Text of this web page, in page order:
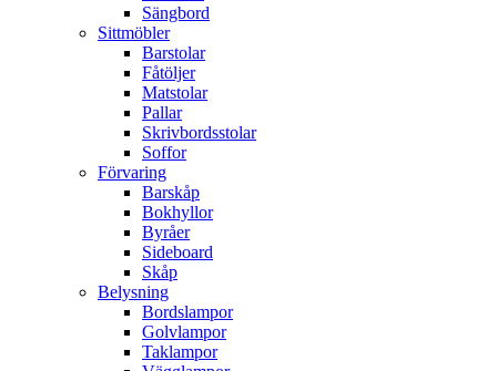
Sängbord
Sittmöbler
Barstolar
Fåtöljer
Matstolar
Pallar
Skrivbordsstolar
Soffor
Förvaring
Barskåp
Bokhyllor
Byråer
Sideboard
Skåp
Belysning
Bordslampor
Golvlampor
Taklampor